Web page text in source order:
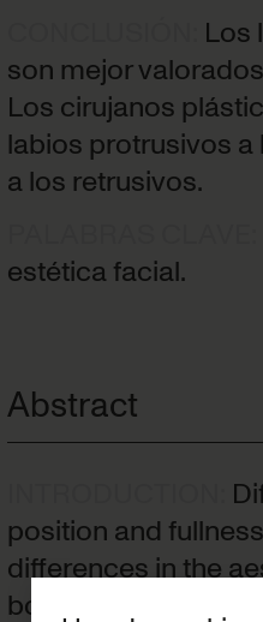
Los
son mejor
Los cirujanos
labios protrusivos
a los retrusivos.
estética facial.
Abstract
position and
differences in the
both dentists and